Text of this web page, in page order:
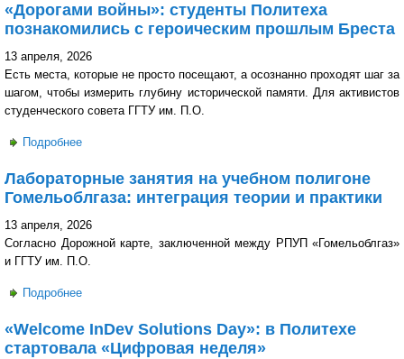
«Дорогами войны»: студенты Политеха
познакомились с героическим прошлым Бреста
13 апреля, 2026
Есть места, которые не просто посещают, а осознанно проходят шаг за
шагом, чтобы измерить глубину исторической памяти. Для активистов
студенческого совета ГГТУ им. П.О.
Подробнее
Лабораторные занятия на учебном полигоне
Гомельоблгаза: интеграция теории и практики
13 апреля, 2026
Согласно Дорожной карте, заключенной между РПУП «Гомельоблгаз»
и ГГТУ им. П.О.
Подробнее
«Welcome InDev Solutions Day»: в Политехе
стартовала «Цифровая неделя»